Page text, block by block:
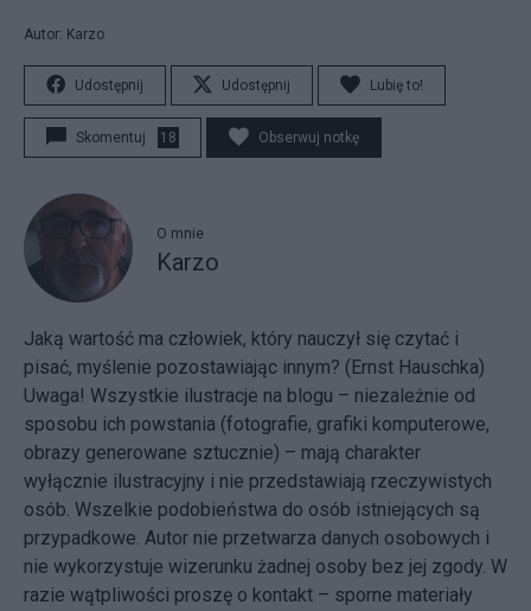
Autor: Karzo
Udostępnij Udostępnij Lubię to!
Skomentuj 18 Obserwuj notkę
O mnie
Karzo
Jaką wartość ma człowiek, który nauczył się czytać i
pisać, myślenie pozostawiając innym? (Ernst Hauschka)
Uwaga! Wszystkie ilustracje na blogu – niezależnie od
sposobu ich powstania (fotografie, grafiki komputerowe,
obrazy generowane sztucznie) – mają charakter
wyłącznie ilustracyjny i nie przedstawiają rzeczywistych
osób. Wszelkie podobieństwa do osób istniejących są
przypadkowe. Autor nie przetwarza danych osobowych i
nie wykorzystuje wizerunku żadnej osoby bez jej zgody. W
razie wątpliwości proszę o kontakt – sporne materiały